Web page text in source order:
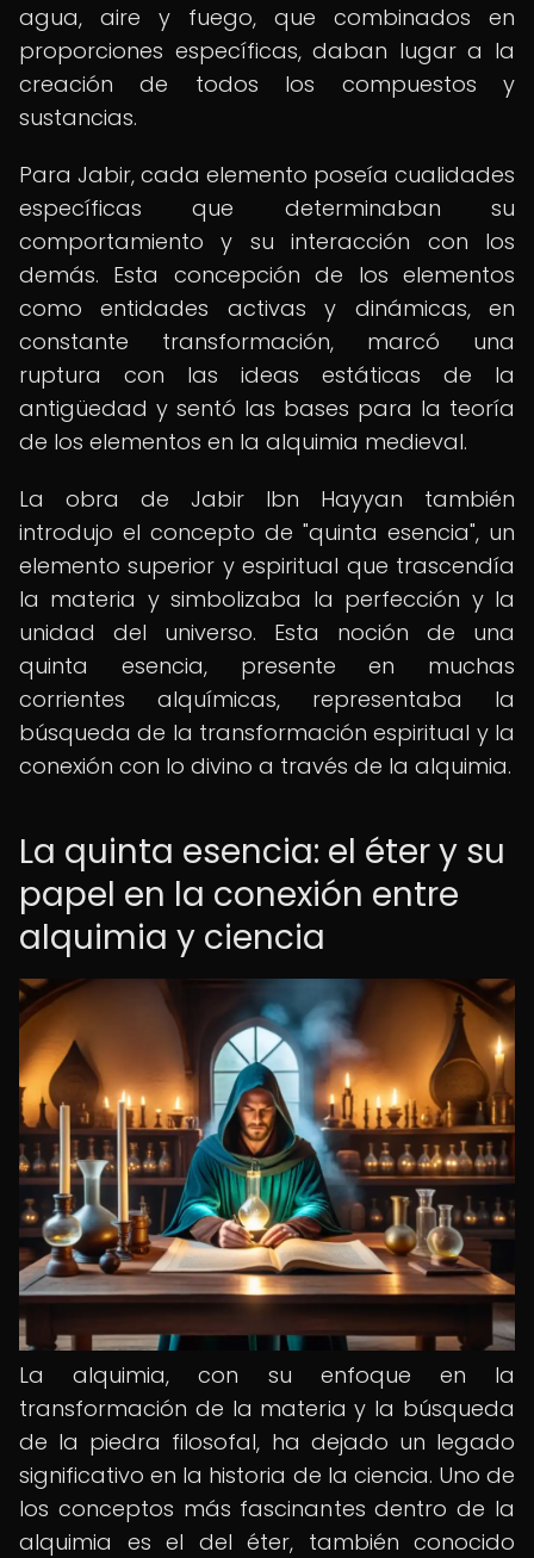
agua, aire y fuego, que combinados en
proporciones específicas, daban lugar a la
creación de todos los compuestos y
sustancias.
Para Jabir, cada elemento poseía cualidades
específicas que determinaban su
comportamiento y su interacción con los
demás. Esta concepción de los elementos
como entidades activas y dinámicas, en
constante transformación, marcó una
ruptura con las ideas estáticas de la
antigüedad y sentó las bases para la teoría
de los elementos en la alquimia medieval.
La obra de Jabir Ibn Hayyan también
introdujo el concepto de "quinta esencia", un
elemento superior y espiritual que trascendía
la materia y simbolizaba la perfección y la
unidad del universo. Esta noción de una
quinta esencia, presente en muchas
corrientes alquímicas, representaba la
búsqueda de la transformación espiritual y la
conexión con lo divino a través de la alquimia.
La quinta esencia: el éter y su
papel en la conexión entre
alquimia y ciencia
La alquimia, con su enfoque en la
transformación de la materia y la búsqueda
de la piedra filosofal, ha dejado un legado
significativo en la historia de la ciencia. Uno de
los conceptos más fascinantes dentro de la
alquimia es el del éter, también conocido